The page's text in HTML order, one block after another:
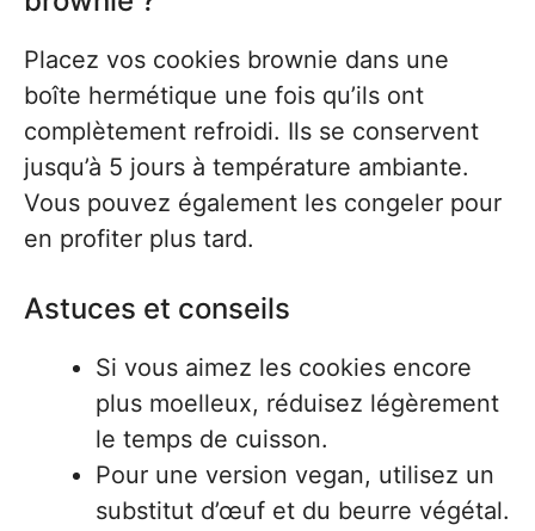
Placez vos cookies brownie dans une
boîte hermétique une fois qu’ils ont
complètement refroidi. Ils se conservent
jusqu’à 5 jours à température ambiante.
Vous pouvez également les congeler pour
en profiter plus tard.
Astuces et conseils
Si vous aimez les cookies encore
plus moelleux, réduisez légèrement
le temps de cuisson.
Pour une version vegan, utilisez un
substitut d’œuf et du beurre végétal.